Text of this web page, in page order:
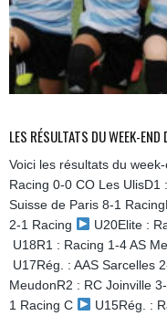
LES RÉSULTATS DU WEEK-
Voici les résultats du
Racing 0-0 CO Les UlisD1
Suisse de Paris 8-1
2-1 Racing
U20Elite :
U18R1 : Racing 1-4 AS
U17Rég. : AAS Sarcelles
MeudonR2 : RC Joinville
1 Racing C
U15Rég. :